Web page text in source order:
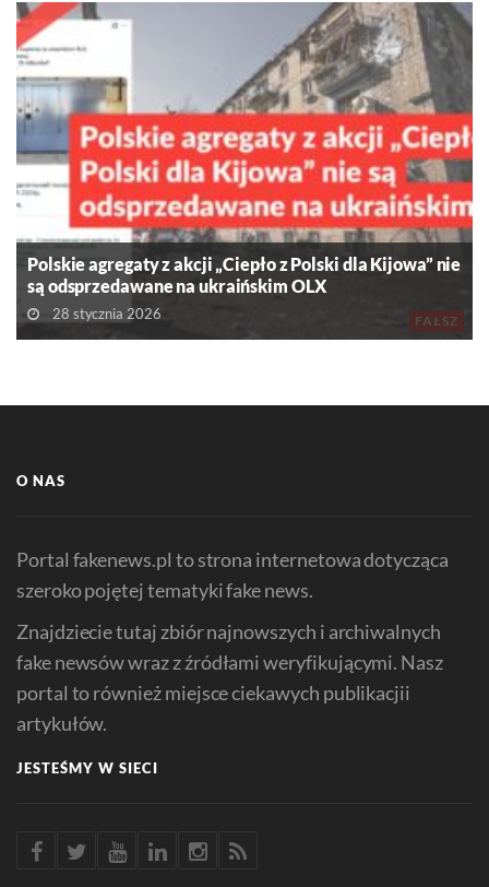
FAŁSZ
Polskie agregaty z akcji „Ciepło z Polski dla Kijowa” nie
są odsprzedawane na ukraińskim OLX
28 stycznia 2026
O NAS
Portal fakenews.pl to strona internetowa dotycząca
szeroko pojętej tematyki fake news.
Znajdziecie tutaj zbiór najnowszych i archiwalnych
fake newsów wraz z źródłami weryfikującymi. Nasz
portal to również miejsce ciekawych publikacjii
artykułów.
JESTEŚMY W SIECI